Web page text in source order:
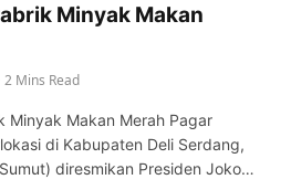
Minyak Makan
2 Mins Read
Minyak Makan Merah Pagar
di Kabupaten Deli Serdang,
diresmikan Presiden Joko…